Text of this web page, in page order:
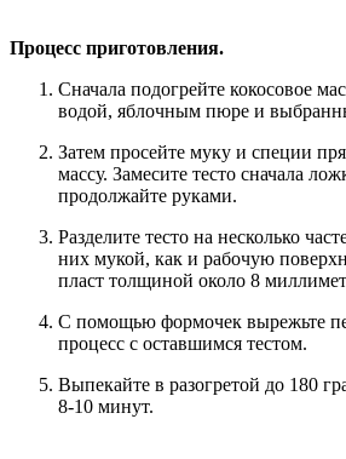
Процесс приготовления.
Сначала подогрейте кокосовое
водой, яблочным пюре и
Затем просейте муку и специи
массу. Замесите тесто сначала
продолжайте руками.
Разделите тесто на несколько
них мукой, как и рабочую
пласт толщиной около 8
С помощью формочек вырежьте
процесс с оставшимся тестом.
Выпекайте в разогретой до 180
8-10 минут.